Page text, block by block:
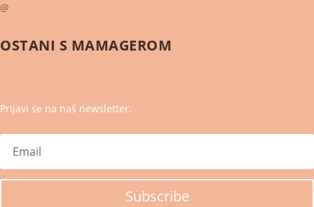
@
OSTANI S MAMAGEROM
Prijavi se na naš newsletter.
Subscribe